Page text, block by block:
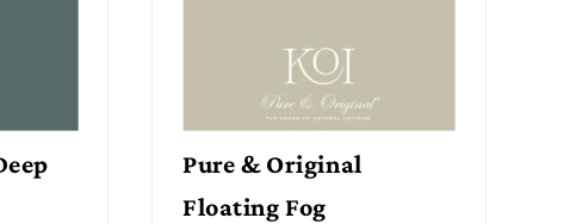
Pure & Original
Floating Fog